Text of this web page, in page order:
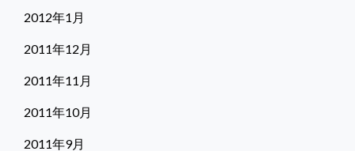
2012年1月
2011年12月
2011年11月
2011年10月
2011年9月